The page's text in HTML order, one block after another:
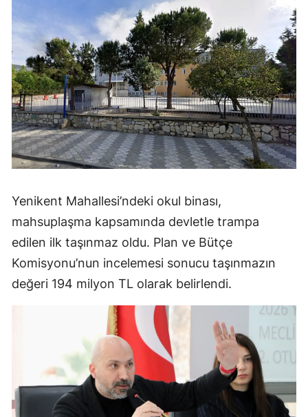
Yenikent Mahallesi’ndeki okul binası,
mahsuplaşma kapsamında devletle trampa
edilen ilk taşınmaz oldu. Plan ve Bütçe
Komisyonu’nun incelemesi sonucu taşınmazın
değeri 194 milyon TL olarak belirlendi.